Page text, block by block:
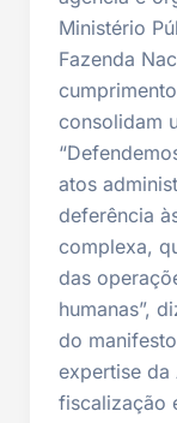
Ministério
Fazenda
consolidam
atos
deferência
complexa,
das
humanas”,
do
expertise da
fiscalização